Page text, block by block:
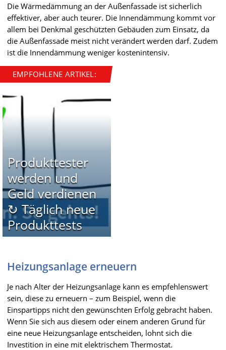
Die Wärmedämmung an der Außenfassade ist sicherlich
effektiver, aber auch teurer. Die Innendämmung kommt vor
allem bei Denkmal geschützten Gebäuden zum Einsatz, da
die Außenfassade meist nicht verändert werden darf. Zudem
ist die Innendämmung weniger kostenintensiv.
EMPFOHLENE ARTIKEL:
Produkttester
werden und
Geld verdienen
↻ Täglich neue
Produkttests
Heizungsanlage erneuern
Je nach Alter der Heizungsanlage kann es empfehlenswert
sein, diese zu erneuern – zum Beispiel, wenn die
Einspartipps nicht den gewünschten Erfolg gebracht haben.
Wenn Sie sich aus diesem oder einem anderen Grund für
eine neue Heizungsanlage entscheiden, lohnt sich die
Investition in eine mit elektrischem Thermostat.